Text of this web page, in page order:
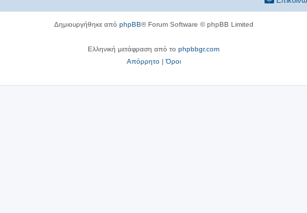
Δημιουργήθηκε από phpBB® Forum Software © phpBB Limited
Ελληνική μετάφραση από το phpbbgr.com
Απόρρητο|Όροι